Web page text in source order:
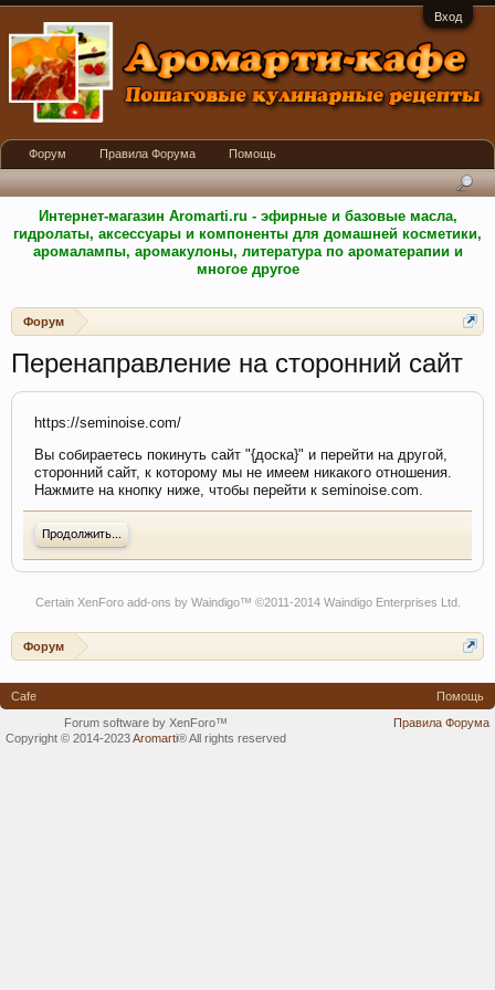
Вход
Интернет-магазин Aromarti.ru - эфирные и базовые масла,
гидролаты, аксессуары и компоненты для домашней косметики,
аромалампы, аромакулоны, литература по ароматерапии и
многое другое
Форум
Перенаправление на сторонний сайт
https://seminoise.com/
Вы собираетесь покинуть сайт "{доска}" и перейти на другой,
сторонний сайт, к которому мы не имеем никакого отношения.
Нажмите на кнопку ниже, чтобы перейти к seminoise.com.
Продолжить...
Certain XenForo add-ons by Waindigo™ ©2011-2014 Waindigo Enterprises Ltd.
Форум
Форум Правила Форума Помощь
Cafe
Помощь
Правила Форума
Forum software by XenForo™
Copyright © 2014-2023Aromarti®All rights reserved